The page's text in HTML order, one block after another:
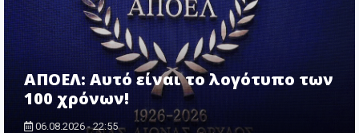
ΑΠΟΕΛ: Αυτό είναι το λογότυπο των
100 χρόνων!
06.08.2026 - 22:55